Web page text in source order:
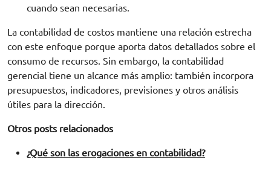
cuando sean necesarias.
La contabilidad de costos mantiene una relación estrecha
con este enfoque porque aporta datos detallados sobre el
consumo de recursos. Sin embargo, la contabilidad
gerencial tiene un alcance más amplio: también incorpora
presupuestos, indicadores, previsiones y otros análisis
útiles para la dirección.
Otros posts relacionados
¿Qué son las erogaciones en contabilidad?